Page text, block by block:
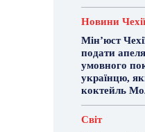
Новини
Мін’юст
подати
умовного
українцю,
коктейль
Світ